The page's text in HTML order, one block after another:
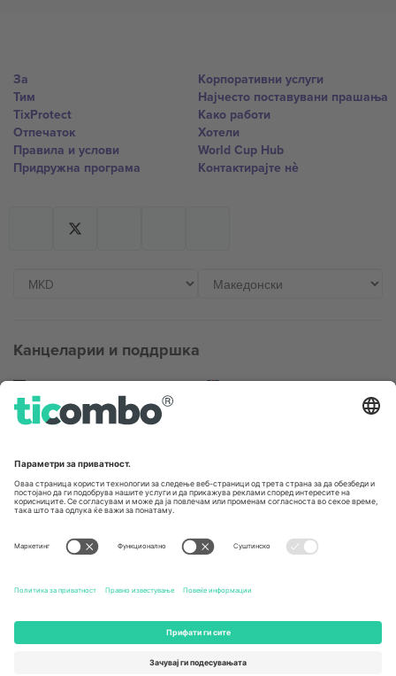
За
Тим
TixProtect
Отпечаток
Правила и услови
Придружна програма
Корпоративни услуги
Најчесто поставувани прашања
Како работи
Хотели
World Cup Hub
Контактирајте нѐ
Канцеларии и поддршка
Germany
Unter den Linden 24, 10117
Berlin, Germany
United Kingdom
167 City Road, London, Greater
United States
131 Continental Dr, Suite 305,
States
Switzerland
Dorfstrasse 52a, 6390
Bulgaria
Totleben 53-55, 1606 Sofia,
Bulgaria
United Arab Emirates
Building A1, Office 302, Dubai,
United Arab Emirates